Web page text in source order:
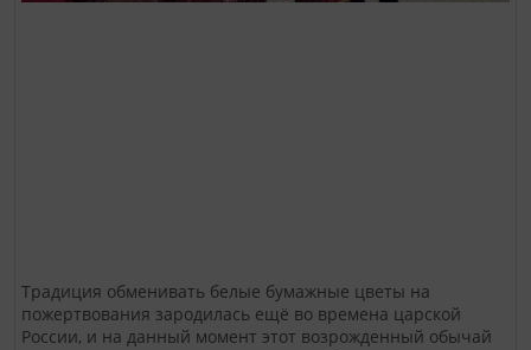
Традиция обменивать белые бумажные цветы на
пожертвования зародилась ещё во времена царской
России, и на данный момент этот возрожденный обычай